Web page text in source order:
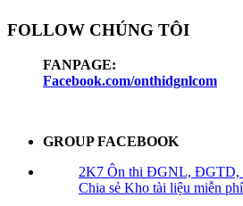
FOLLOW CHÚNG TÔI
FANPAGE:
Facebook.com/onthidgnlcom
GROUP FACEBOOK
2K7 Ôn thi ĐGNL, ĐGTD,
Chia sẻ Kho tài liệu miễn phí